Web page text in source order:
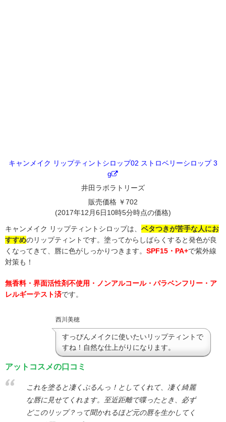
キャンメイク リップティントシロップ02 ストロベリーシロップ 3
g
井田ラボラトリーズ
販売価格 ￥702
(2017年12月6日10時5分時点の価格)
キャンメイク リップティントシロップは、 ベタつきが苦手な人にお
すすめのリップティントです。塗ってからしばらくすると発色が良
くなってきて、唇に色がしっかりつきます。 SPF15・PA+で紫外線
対策も！
無香料・界面活性剤不使用・ノンアルコール・パラベンフリー・ア
レルギーテスト済です。
西川美穂
すっぴんメイクに使いたいリップティントで
すね！自然な仕上がりになります。
アットコスメの口コミ
これを塗ると凄くぷるんっ！としてくれて、凄く綺麗
な唇に見せてくれます。至近距離で喋ったとき、必ず
どこのリップ？って聞かれるほど元の唇を生かしてく